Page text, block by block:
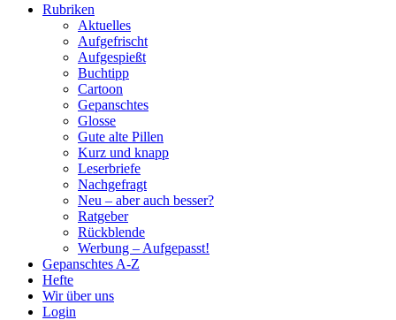
Rubriken
Aktuelles
Aufgefrischt
Aufgespießt
Buchtipp
Cartoon
Gepanschtes
Glosse
Gute alte Pillen
Kurz und knapp
Leserbriefe
Nachgefragt
Neu – aber auch besser?
Ratgeber
Rückblende
Werbung – Aufgepasst!
Gepanschtes A-Z
Hefte
Wir über uns
Login